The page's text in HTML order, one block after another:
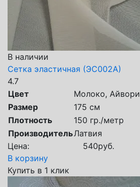
В наличии
Сетка эластичная (ЭС002А)
4.7
Цвет
Молоко, Айвори
Размер
175 см
Плотность
150 гр./метр
ПроизводительЛатвия
Цена:
540руб.
В корзину
Купить в 1 клик